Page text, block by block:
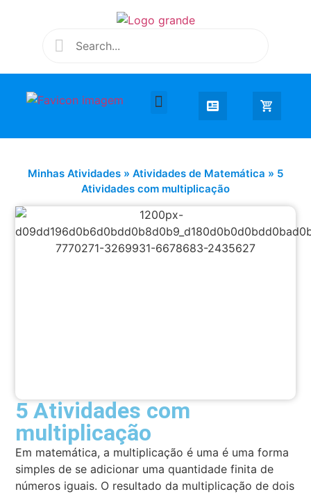
Minhas Atividades » Atividades de Matemática » 5
Atividades com multiplicação
5 Atividades com
multiplicação
Em matemática, a multiplicação é uma é uma forma
simples de se adicionar uma quantidade finita de
números iguais. O resultado da multiplicação de dois